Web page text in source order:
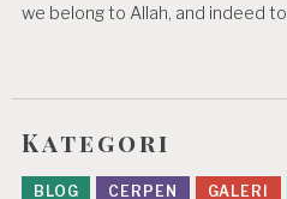
we belong to Allah, and indeed
Kategori
BLOG CERPEN GALERI